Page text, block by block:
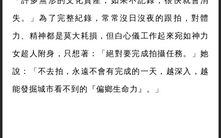
失。」為了完整紀錄，常常沒日沒夜的跟拍，對體
力、精神都是莫大耗損，但白心儀工作起來宛如神力
女超人附身，只想著：「絕對要完成拍攝任務。」她
說：「不去拍，永遠不會有完成的一天，越深入，越
能發掘城市看不到的『偏鄉生命力』。」